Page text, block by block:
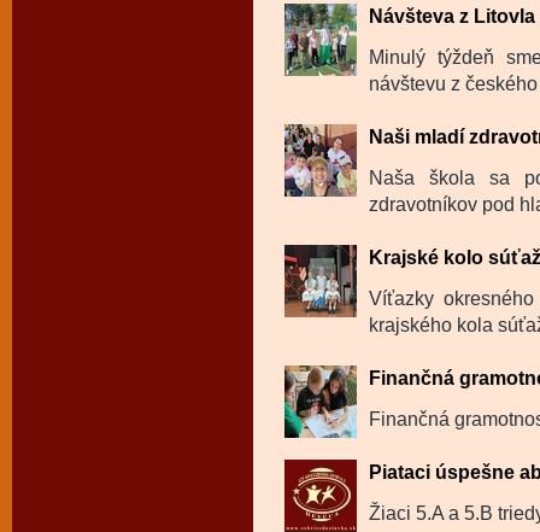
Návšteva z Litovla
Minulý týždeň
návštevu z
Naši mladí
Naša škola sa
zdravotníkov pod
Krajské kolo
Víťazky
krajského kola
Finančná
Finančná
Piataci úspešne
Žiaci 5.A a 5.B